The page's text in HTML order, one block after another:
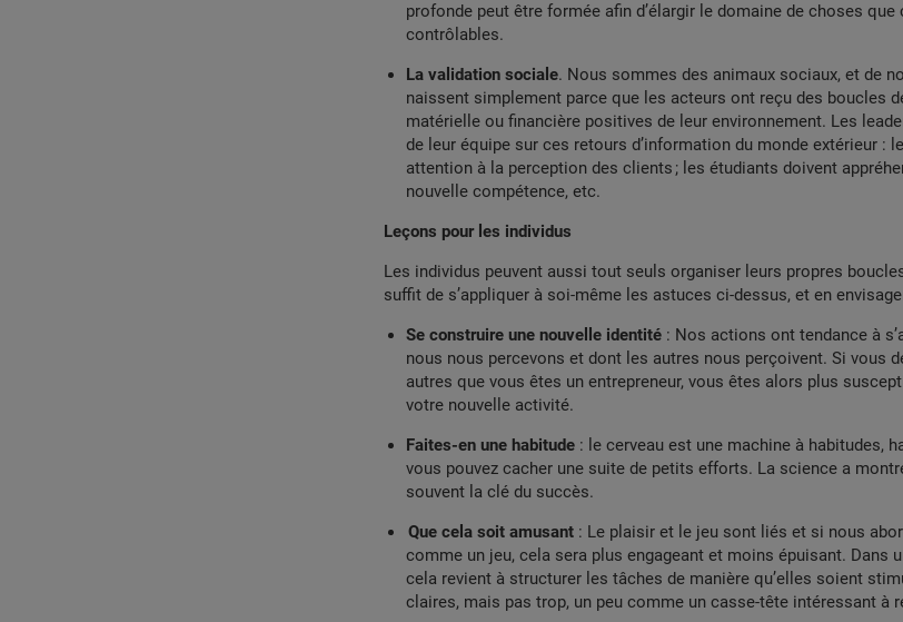
profonde peut être formée afin d’élargir le domaine de choses que
contrôlables.
La validation sociale. Nous sommes des animaux sociaux, et de
naissent simplement parce que les acteurs ont reçu des boucles
matérielle ou financière positives de leur environnement. Les
de leur équipe sur ces retours d’information du monde extérieur :
attention à la perception des clients ; les étudiants doivent
nouvelle compétence, etc.
Leçons pour les individus
Les individus peuvent aussi tout seuls organiser leurs propres
suffit de s’appliquer à soi-même les astuces ci-dessus, et en
Se construire une nouvelle identité : Nos actions ont tendance à
nous nous percevons et dont les autres nous perçoivent. Si vous
autres que vous êtes un entrepreneur, vous êtes alors plus
votre nouvelle activité.
Faites-en une habitude : le cerveau est une machine à habitudes,
vous pouvez cacher une suite de petits efforts. La science a
souvent la clé du succès.
Que cela soit amusant : Le plaisir et le jeu sont liés et si nous
comme un jeu, cela sera plus engageant et moins épuisant. Dans
cela revient à structurer les tâches de manière qu’elles soient
claires, mais pas trop, un peu comme un casse-tête intéressant à